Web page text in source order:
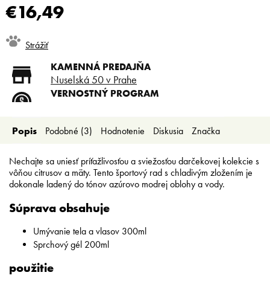
€16,49
Jednotková
cena:Strážiť
KAMENNÁ PREDAJŇA
Nuselská 50 v Prahe
VERNOSTNÝ PROGRAM
Doprava zadarmo od 80 €
Nízke ceny pre holičov a
kaderníkov
Popis Podobné (3) Hodnotenie Diskusia Značka
Nechajte sa uniesť príťažlivosťou a sviežosťou darčekovej kolekcie s
vôňou citrusov a mäty. Tento športový rad s chladivým zložením je
dokonale ladený do tónov azúrovo modrej oblohy a vody.
Súprava obsahuje
Umývanie tela a vlasov 300ml
Sprchový gél 200ml
použitie